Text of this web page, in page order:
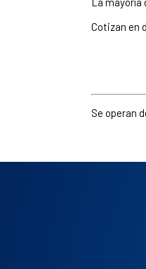
Cotizan en
Se operan